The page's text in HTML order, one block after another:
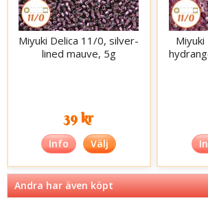
Miyuki Delica 11/0, silver-
lined mauve, 5g
39 kr
Info Välj
Andra har även köpt